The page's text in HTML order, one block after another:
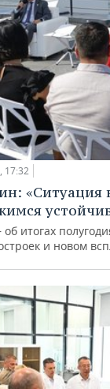
17:32
«Ситуация
итогах
и новом